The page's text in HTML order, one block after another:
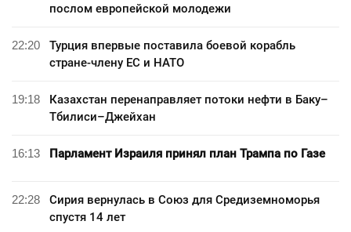
послом европейской молодежи
22:20
Турция впервые поставила боевой корабль
стране-члену ЕС и НАТО
19:18
Казахстан перенаправляет потоки нефти в Баку–
Тбилиси–Джейхан
16:13 Парламент Израиля принял план Трампа по Газе
22:28
Сирия вернулась в Союз для Средиземноморья
спустя 14 лет